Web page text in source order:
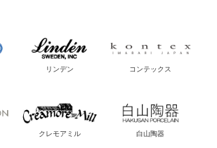
リンデン コンテックス
クレモアミル 白山陶器